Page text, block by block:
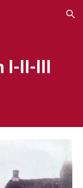
Skip to navigation
I-II-III